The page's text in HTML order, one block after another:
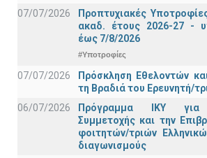
07/07/2026
Προπτυχιακές
ακαδ. έτους 2026-27 -
έως 7/8/2026
#Υποτροφίες
07/07/2026
Πρόσκληση Εθελοντών
τη Βραδιά του Ερευνητή/
06/07/2026
Πρόγραμμα ΙΚΥ για
Συμμετοχής και την
φοιτητών/τριών
διαγωνισμούς